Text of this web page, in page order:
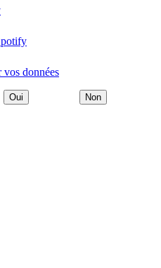
vos données
Oui Non